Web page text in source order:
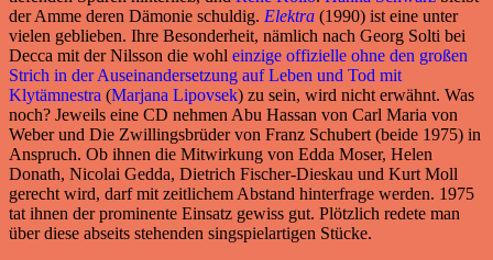
der Amme deren Dämonie schuldig. Elektra (1990) ist eine unter
vielen geblieben. Ihre Besonderheit, nämlich nach Georg Solti bei
Decca mit der Nilsson die wohl einzige offizielle ohne den großen
Strich in der Auseinandersetzung auf Leben und Tod mit
Klytämnestra (Marjana Lipovsek) zu sein, wird nicht erwähnt. Was
noch? Jeweils eine CD nehmen Abu Hassan von Carl Maria von
Weber und Die Zwillingsbrüder von Franz Schubert (beide 1975) in
Anspruch. Ob ihnen die Mitwirkung von Edda Moser, Helen
Donath, Nicolai Gedda, Dietrich Fischer-Dieskau und Kurt Moll
gerecht wird, darf mit zeitlichem Abstand hinterfrage werden. 1975
tat ihnen der prominente Einsatz gewiss gut. Plötzlich redete man
über diese abseits stehenden singspielartigen Stücke.